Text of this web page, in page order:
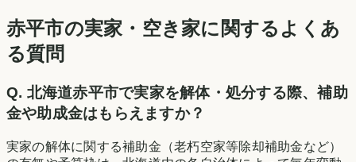
赤平市の実家・空き家に関するよくあ
る質問
Q. 北海道赤平市で実家を解体・処分する際、補助
金や助成金はもらえますか？
実家の解体に関する補助金（老朽空家等除却補助金など）